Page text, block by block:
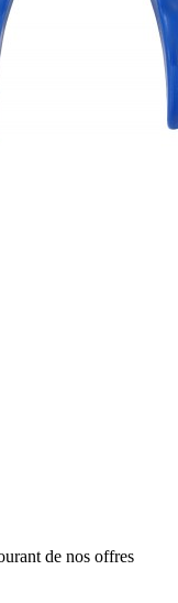
de nos offres